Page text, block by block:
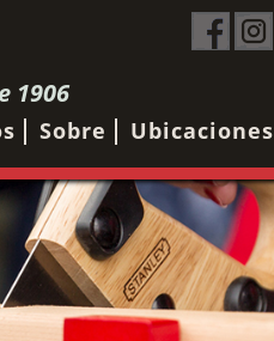
1906
Sobre Ubicaciones